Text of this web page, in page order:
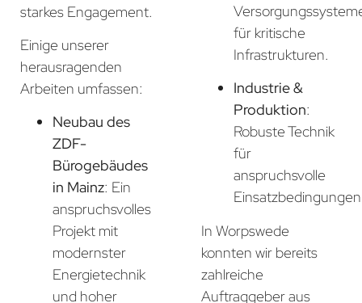
starkes Engagement.
Einige unserer
herausragenden
Arbeiten umfassen:
Neubau des
ZDF-
Bürogebäudes
in Mainz: Ein
anspruchsvolles
Projekt mit
modernster
Energietechnik
und hoher
für kritische
Infrastrukturen.
Industrie &
Produktion:
Robuste Technik
für
anspruchsvolle
In Worpswede
konnten wir bereits
zahlreiche
Auftraggeber aus